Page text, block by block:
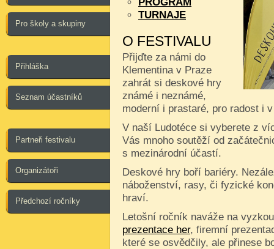
Pro školy a skupiny
Přihláška
Seznam účastníků
Partneři festivalu
Organizátoři
Předchozí ročníky
TURNAJE
O FESTIVALU
Přijďte za námi do
Klementina v Praze
zahrát si deskové hry
známé i neznámé,
moderní i prastaré, pro radost i
V naší Ludotéce si vyberete z
Vás mnoho soutěží od
s mezinárodní účastí.
Deskové hry boří bariéry.
náboženství, rasy, či fyzické
hraví.
Letošní ročník naváže na
prezentace her, firemní
které se osvědčily, ale přinese